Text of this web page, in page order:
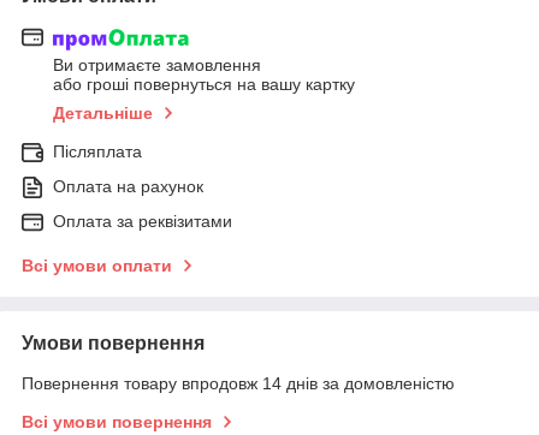
Ви отримаєте замовлення
або гроші повернуться на вашу картку
Детальніше
Післяплата
Оплата на рахунок
Оплата за реквізитами
Всі умови оплати
Умови повернення
Повернення товару впродовж 14 днів за домовленістю
Всі умови повернення